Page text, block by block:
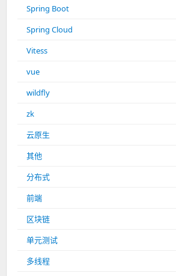
Spring Boot
Spring Cloud
Vitess
vue
wildfly
zk
云原生
其他
分布式
前端
区块链
单元测试
多线程